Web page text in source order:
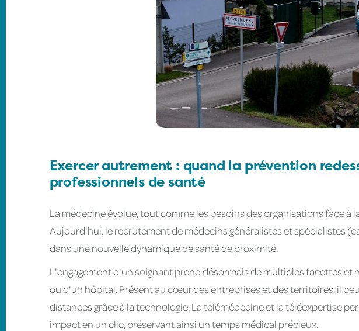
Exercer autrement : quand la prévention
professionnels de santé
La médecine évolue, tout comme les besoins des organisations face à
Aujourd'hui, le recrutement de médecins généralistes et spécialistes
dans une nouvelle dynamique de santé de proximité.
L'engagement d'un soignant prend désormais de multiples facettes et
ou d'un hôpital. Présent au cœur des entreprises et des territoires, il
distances grâce à la technologie. La télémédecine et la téléexpertise
impact en un clic, préservant ainsi un temps médical précieux.